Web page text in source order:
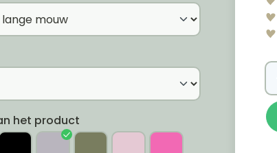
het product